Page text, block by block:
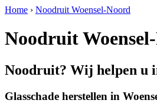
Home › Noodruit Woensel-Noord
Noodruit
Noodruit? Wij helpen u
Glasschade herstellen in